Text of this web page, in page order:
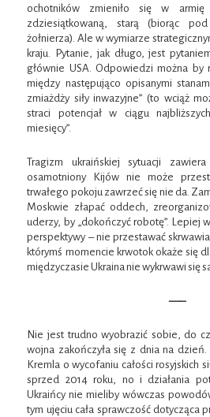
ochotników zmieniło się w
zdziesiątkowaną, starą (biorąc
żołnierza). Ale w wymiarze
kraju. Pytanie, jak długo, jest
głównie USA. Odpowiedzi można by
między następująco opisanymi
zmiażdży siły inwazyjne” (to wciąż
straci potencjał w ciągu
miesięcy”.
Tragizm ukraińskiej sytuacji
osamotniony Kijów nie może
trwałego pokoju zawrzeć się nie da.
Moskwie złapać oddech,
uderzy, by „dokończyć robotę”. Lepiej
perspektywy – nie przestawać
którymś momencie krwotok okaże się
międzyczasie Ukraina nie wykrwawi się
—–
Nie jest trudno wyobrazić sobie, do
wojna zakończyła się z dnia na dzień.
Kremla o wycofaniu całości rosyjskich
sprzed 2014 roku, no i działania
Ukraińcy nie mieliby wówczas
tym ujęciu cała sprawczość dotycząca